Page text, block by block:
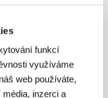
funkcí
využíváme
web používáte,
inzerci a
Jonas
Rheborg,
Linnertorp, Anna